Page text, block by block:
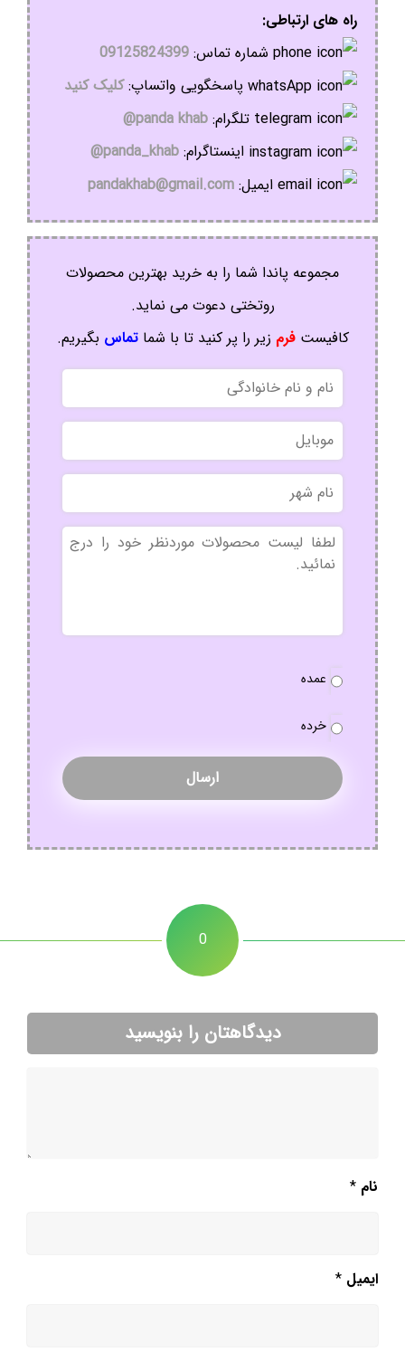
راه های ارتباطی:
شماره تماس: 09125824399
پاسخگویی واتساپ:کلیک کنید
تلگرام: panda khab@
اینستاگرام: panda_khab@
ایمیل: pandakhab@gmail.com
مجموعه پاندا شما را به خرید بهترین محصولات
روتختی دعوت می نماید.
کافیستفرم زیر را پر کنید تا با شماتماس بگیریم.
نام
و
نام
خانوادگی
موبایل
نام
شهر
بدون
عنوان
نوع
عمده
خرده
0
دیدگاهتان را بنویسید
نام *
ایمیل *